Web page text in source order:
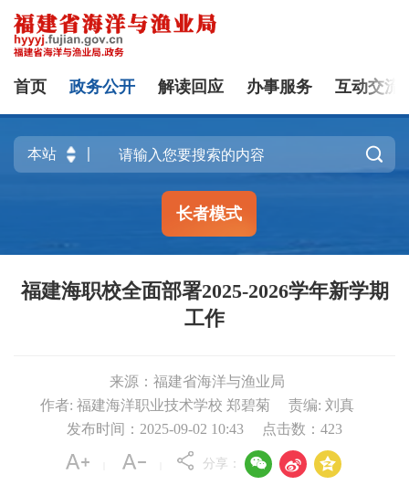
首页 政务公开 解读回应 办事服务 互动交流

长者模式
福建海职校全面部署2025-2026学年新学期
工作
来源：福建省海洋与渔业局
作者: 福建海洋职业技术学校 郑碧菊
责编: 刘真
发布时间：2025-09-02 10:43
点击数： 423
分享：   